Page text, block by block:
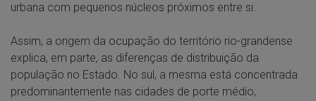
urbana com pequenos núcleos próximos entre si.
Assim, a origem da ocupação do território rio-grandense
explica, em parte, as diferenças de distribuição da
população no Estado. No sul, a mesma está concentrada
predominantemente nas cidades de porte médio,